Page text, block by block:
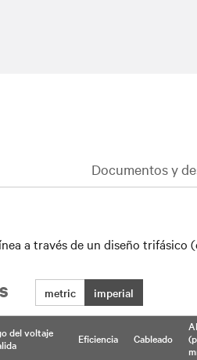
Documentos y
a través de un diseño
metric imperial
del voltaje
Eficiencia Cableado